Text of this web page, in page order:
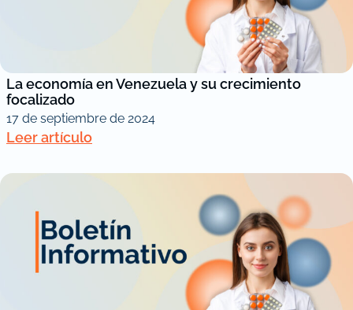
La economía en Venezuela y su crecimiento
focalizado
17 de septiembre de 2024
Leer artículo